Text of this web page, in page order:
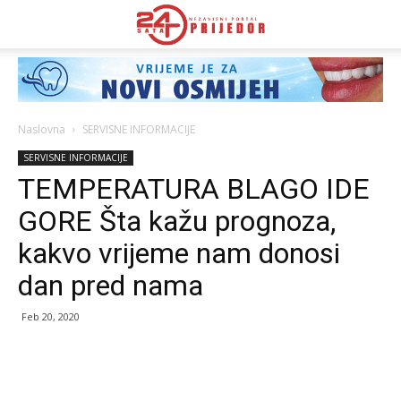
Naslovna SERVISNE INFORMACIJE
SERVISNE INFORMACIJE
TEMPERATURA BLAGO IDE
GORE Šta kažu prognoza,
kakvo vrijeme nam donosi
dan pred nama
Feb 20, 2020